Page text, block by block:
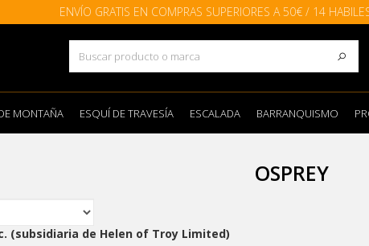
ENVÍO GRATIS EN COMPRAS SUPERIORES A 50€ / 14
MONTAÑA ESQUÍ DE TRAVESÍA ESCALADA BARRANQUISMO
OSPREY
(subsidiaria de Helen of Troy Limited)